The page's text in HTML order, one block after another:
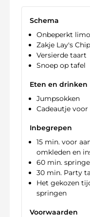
Schema
Onbeperkt
Zakje Lay's
Versierde taart
Snoep op tafel
Eten en drinken
Jumpsokken
Cadeautje
Inbegrepen
15 min. voor
omkleden en
60 min.
30 min. Party
Het gekozen
springen
Voorwaarden